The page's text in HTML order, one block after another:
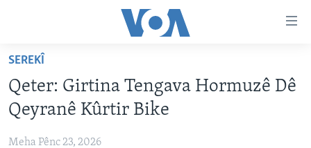
Yekser
naveroka
serekî
Yekser
here
NÛÇE
HERÊMÊN KURDAN
SEREKÎ
Qeter: Girtina Tengava Hormuzê Dê
Qeyranê Kûrtir Bike
Meha Pênc 23, 2026